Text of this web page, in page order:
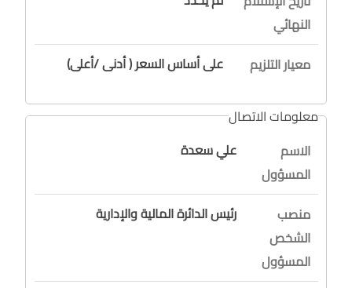
النهائي
معيار التلزيم على أساس السعر ( أدنى /أعلى)
معلومات الاتصال
الاسم
المسؤول
علي سعدة
منصب
الشخص
المسؤول
رئيس الدائرة المالية والإدارية